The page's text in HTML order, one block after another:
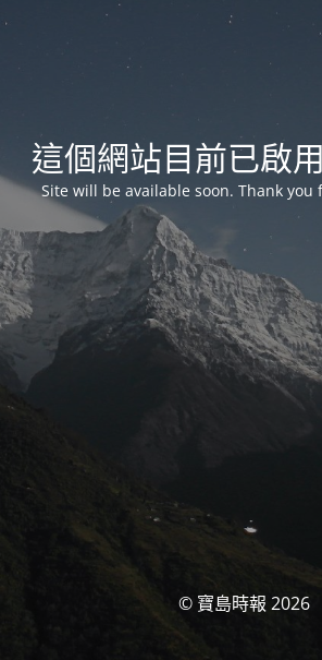
這個網站目前已啟
Site will be available soon. Thank you
© 寶島時報 2026